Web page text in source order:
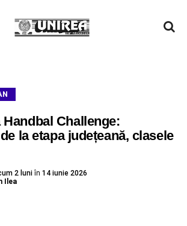
Handbal Challenge:
la etapa județeană, clasele
2 luni în 14 iunie 2026
Ilea